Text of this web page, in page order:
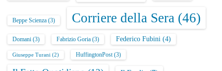
Beppe Scienza (3) Corriere della Sera (46)
Domani (3) Fabrizio Goria (3) Federico Fubini (4)
Giuseppe Turani (2) HuffingtonPost(3)